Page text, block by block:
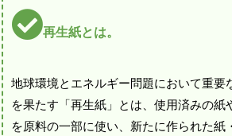
再生紙とは。
地球環境とエネルギー問題において重要
を果たす「再生紙」とは、使用済みの紙
を原料の一部に使い、新たに作られた紙